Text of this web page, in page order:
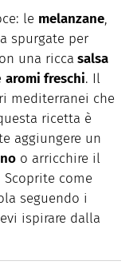
le melanzane,
spurgate per
una ricca salsa
aromi freschi. Il
mediterranei che
ricetta è
aggiungere un
o arricchire il
Scoprite come
seguendo i
ispirare dalla